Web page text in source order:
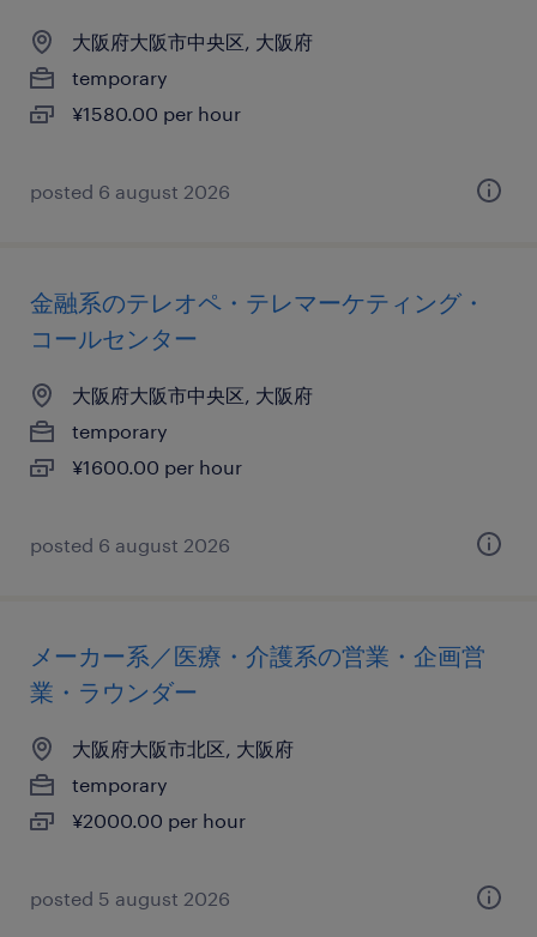
大阪府大阪市中央区, 大阪府
temporary
¥1580.00 per hour
posted 6 august 2026
金融系のテレオペ・テレマーケティング・
コールセンター
大阪府大阪市中央区, 大阪府
temporary
¥1600.00 per hour
posted 6 august 2026
メーカー系／医療・介護系の営業・企画営
業・ラウンダー
大阪府大阪市北区, 大阪府
temporary
¥2000.00 per hour
posted 5 august 2026